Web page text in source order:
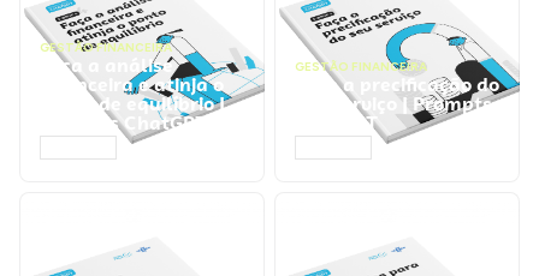
GESTÃO FINANCEIRA
Faça a análise
financeira e atinja o
ponto de equilíbrio |
Prompts ChatGPT
GESTÃO FINANCEIRA
Faça a precificação do
seu serviço | Prompts
ChatGPT